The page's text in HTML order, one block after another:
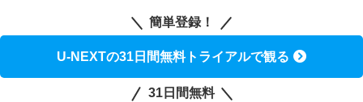
簡単登録！
U-NEXTの31日間無料トライアルで観る
31日間無料